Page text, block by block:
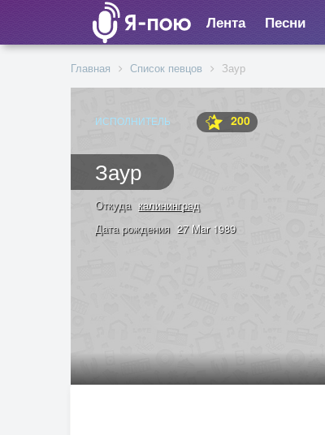
Лента Песни
Главная Список певцов Заур
ИСПОЛНИТЕЛЬ 200
Заур
Откуда калининград
Дата рождения 27 Mar 1989